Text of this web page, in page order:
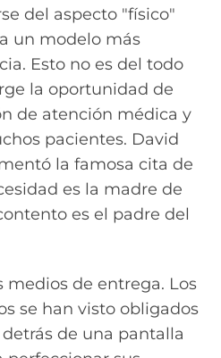
del aspecto "físico"
un modelo más
Esto no es del todo
la oportunidad de
de atención médica y
pacientes. David
la famosa cita de
es la madre de
es el padre del
medios de entrega. Los
se han visto obligados
de una pantalla